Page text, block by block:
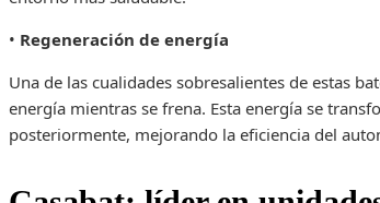
• Regeneración de energía
Una de las cualidades sobresalientes de estas
energía mientras se frena. Esta energía se
posteriormente, mejorando la eficiencia del